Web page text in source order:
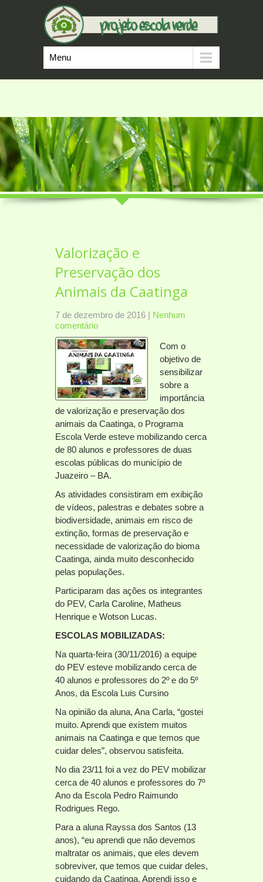
Menu
Valorização e
Preservação dos
Animais da Caatinga
7 de dezembro de 2016 | Nenhum
comentário
Com o
objetivo de
sensibilizar
sobre a
importância
de valorização e preservação dos
animais da Caatinga, o Programa
Escola Verde esteve mobilizando cerca
de 80 alunos e professores de duas
escolas públicas do município de
Juazeiro – BA.
As atividades consistiram em exibição
de vídeos, palestras e debates sobre a
biodiversidade, animais em risco de
extinção, formas de preservação e
necessidade de valorização do bioma
Caatinga, ainda muito desconhecido
pelas populações.
Participaram das ações os integrantes
do PEV, Carla Caroline, Matheus
Henrique e Wotson Lucas.
ESCOLAS MOBILIZADAS:
Na quarta-feira (30/11/2016) a equipe
do PEV esteve mobilizando cerca de
40 alunos e professores do 2º e do 5º
Anos, da Escola Luis Cursino
Na opinião da aluna, Ana Carla, “gostei
muito. Aprendi que existem muitos
animais na Caatinga e que temos que
cuidar deles”, observou satisfeita.
No dia 23/11 foi a vez do PEV mobilizar
cerca de 40 alunos e professores do 7º
Ano da Escola Pedro Raimundo
Rodrigues Rego.
Para a aluna Rayssa dos Santos (13
anos), “eu aprendi que não devemos
maltratar os animais, que eles devem
sobreviver, que temos que cuidar deles,
cuidando da Caatinga. Aprendi isso e